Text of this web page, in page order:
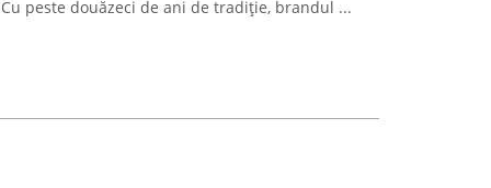
peste douăzeci de ani de tradiție, brandul ...